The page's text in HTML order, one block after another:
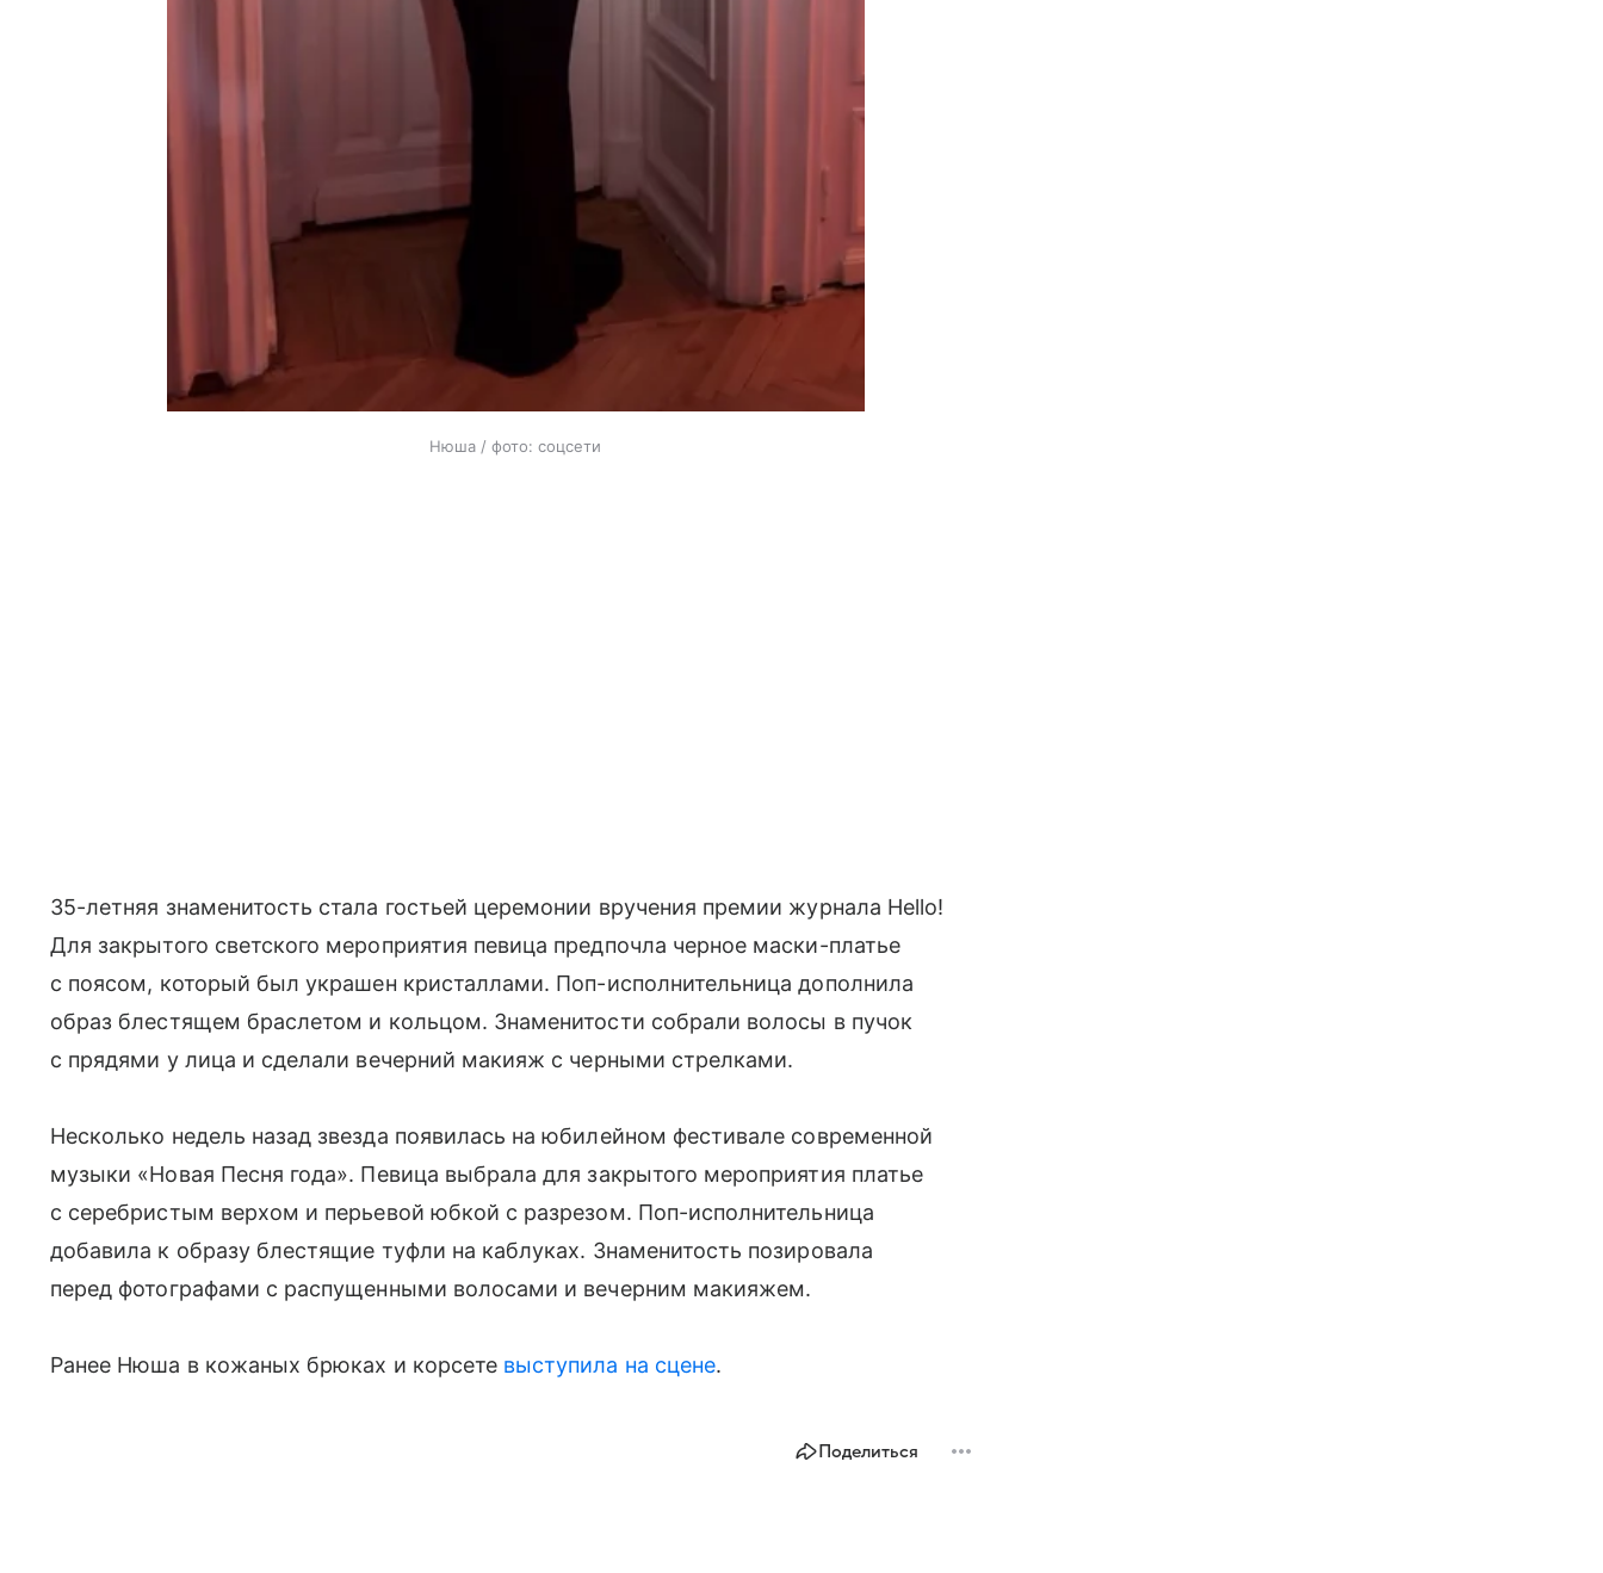
Нюша / фото: соцсети
35-летняя знаменитость стала гостьей церемонии вручения премии журнала Hello!
Для закрытого светского мероприятия певица предпочла черное маски-платье
с поясом, который был украшен кристаллами. Поп-исполнительница дополнила
образ блестящем браслетом и кольцом. Знаменитости собрали волосы в пучок
с прядями у лица и сделали вечерний макияж с черными стрелками.
Несколько недель назад звезда появилась на юбилейном фестивале современной
музыки «Новая Песня года». Певица выбрала для закрытого мероприятия платье
с серебристым верхом и перьевой юбкой с разрезом. Поп-исполнительница
добавила к образу блестящие туфли на каблуках. Знаменитость позировала
перед фотографами с распущенными волосами и вечерним макияжем.
Ранее Нюша в кожаных брюках и корсете выступила на сцене.
Поделиться